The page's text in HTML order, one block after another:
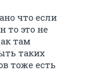
что если
то это не
там
таких
тоже есть